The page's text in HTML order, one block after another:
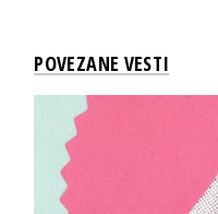
POVEZANE VESTI